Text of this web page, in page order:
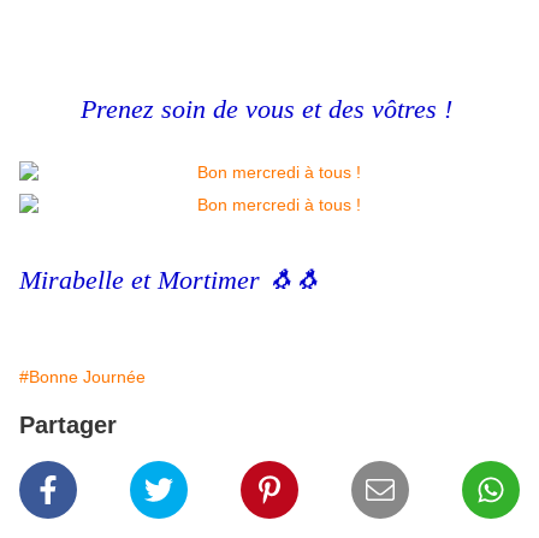
Prenez soin de vous et des vôtres !
Mirabelle et Mortimer 🐧🐧
#Bonne Journée
Partager